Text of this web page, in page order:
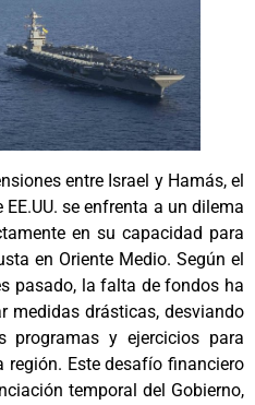
entre Israel y Hamás, el
se enfrenta a un dilema
en su capacidad para
en Oriente Medio. Según el
pasado, la falta de fondos ha
medidas drásticas, desviando
programas y ejercicios para
región. Este desafío financiero
temporal del Gobierno,